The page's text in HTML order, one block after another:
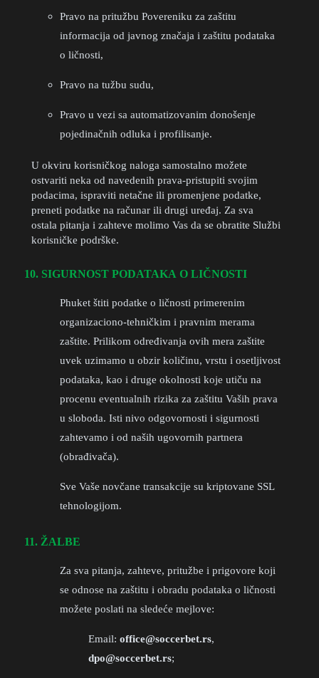
Pravo na pritužbu Povereniku za zaštitu
informacija od javnog značaja i zaštitu podataka
o ličnosti,
Pravo na tužbu sudu,
Pravo u vezi sa automatizovanim donošenje
pojedinačnih odluka i profilisanje.
U okviru korisničkog naloga samostalno možete
ostvariti neka od navedenih prava-pristupiti svojim
podacima, ispraviti netačne ili promenjene podatke,
preneti podatke na računar ili drugi uređaj. Za sva
ostala pitanja i zahteve molimo Vas da se obratite Službi
korisničke podrške.
10. SIGURNOST PODATAKA O LIČNOSTI
Phuket štiti podatke o ličnosti primerenim
organizaciono-tehničkim i pravnim merama
zaštite. Prilikom određivanja ovih mera zaštite
uvek uzimamo u obzir količinu, vrstu i osetljivost
podataka, kao i druge okolnosti koje utiču na
procenu eventualnih rizika za zaštitu Vaših prava
u sloboda. Isti nivo odgovornosti i sigurnosti
zahtevamo i od naših ugovornih partnera
(obrađivača).
Sve Vaše novčane transakcije su kriptovane SSL
tehnologijom.
11. ŽALBE
Za sva pitanja, zahteve, pritužbe i prigovore koji
se odnose na zaštitu i obradu podataka o ličnosti
možete poslati na sledeće mejlove:
Email: office@soccerbet.rs,
dpo@soccerbet.rs;